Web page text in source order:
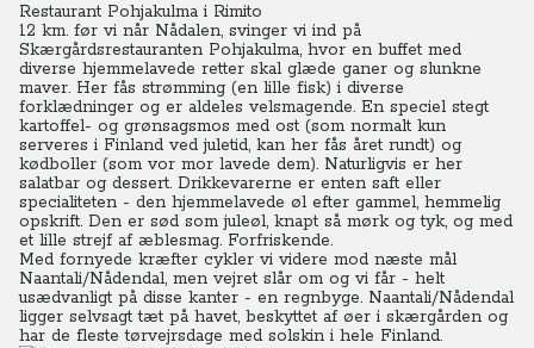
Restaurant Pohjakulma i Rimito
12 km. før vi når Nådalen, svinger vi ind på
Skærgårdsrestauranten Pohjakulma, hvor en buffet med
diverse hjemmelavede retter skal glæde ganer og slunkne
maver. Her fås strømming (en lille fisk) i diverse
forklædninger og er aldeles velsmagende. En speciel stegt
kartoffel- og grønsagsmos med ost (som normalt kun
serveres i Finland ved juletid, kan her fås året rundt) og
kødboller (som vor mor lavede dem). Naturligvis er her
salatbar og dessert. Drikkevarerne er enten saft eller
specialiteten - den hjemmelavede øl efter gammel, hemmelig
opskrift. Den er sød som juleøl, knapt så mørk og tyk, og med
et lille strejf af æblesmag. Forfriskende.
Med fornyede kræfter cykler vi videre mod næste mål
Naantali/Nådendal, men vejret slår om og vi får - helt
usædvanligt på disse kanter - en regnbyge. Naantali/Nådendal
ligger selvsagt tæt på havet, beskyttet af øer i skærgården og
har de fleste tørvejrsdage med solskin i hele Finland.